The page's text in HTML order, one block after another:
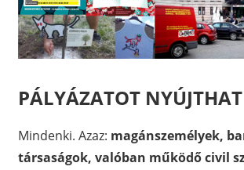
PÁLYÁZATOT
Mindenki. Azaz: magánszemélyek,
társaságok, valóban működő civil